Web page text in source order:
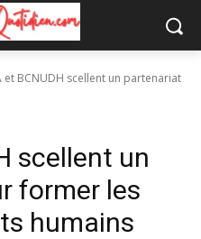
et BCNUDH scellent un partenariat
scellent un
former les
humains